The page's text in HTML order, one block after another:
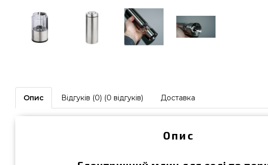
Опис Відгуків (0) (0 відгуків) Доставка
Опис